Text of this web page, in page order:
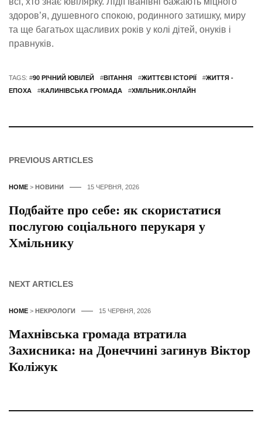
здоров’я, душевного спокою, родинного затишку, миру
та ще багатьох щасливих років у колі дітей, онуків і
правнуків.
TAGS: #90 РІЧНИЙ ЮВІЛЕЙ #ВІТАННЯ #ЖИТТЄВІ ІСТОРІЇ #ЖИТТЯ -
ЕПОХА
#КАЛИНІВСЬКА ГРОМАДА #ХМІЛЬНИК.ОНЛАЙН
PREVIOUS ARTICLES
HOME > НОВИНИ 15 ЧЕРВНЯ, 2026
Подбайте про себе: як скористатися
послугою соціального перукаря у
Хмільнику
NEXT ARTICLES
HOME > НЕКРОЛОГИ 15 ЧЕРВНЯ, 2026
Махнівська громада втратила
Захисника: на Донеччині загинув Віктор
Коліжук